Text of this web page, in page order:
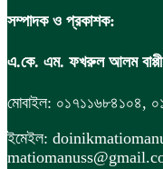
সম্পাদক ও প্রকাশক:
এ.কে. এম. ফখরুল আলম বাপ্পী
মোবাইল: ০১৭১১৬৮৪১০৪,
ইমেইল: